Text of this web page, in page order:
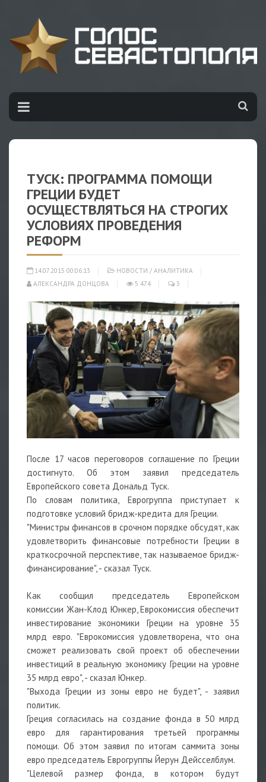
ТУСК: ПРОГРАММА ПОМОЩИ
ГРЕЦИИ БУДЕТ
ОСУЩЕСТВЛЯТЬСЯ НА СТРОГИХ
УСЛОВИЯХ ПРОВЕДЕНИЯ
РЕФОРМ
14.07.2015 00:06:13 НОВОСТИ / АНАЛИТИКА
АЛЕКСАНДРА ДОНЦОВА
5 474 3
После 17 часов переговоров соглашение по Греции
достигнуто. Об этом заявил председатель
Европейского совета Дональд Туск.
По словам политика, Еврогруппа приступает к
подготовке условий бридж-кредита для Греции.
"Министры финансов в срочном порядке обсудят, как
удовлетворить финансовые потребности Греции в
краткосрочной перспективе, так называемое бридж-
финансирование", - сказал Туск.
Как сообщил председатель Европейском
комиссии Жан-Клод Юнкер, Еврокомиссия обеспечит
инвестирование экономики Греции на уровне 35
млрд евро. "Еврокомиссия удовлетворена, что она
сможет реализовать свой проект об обеспечении
инвестиций в реальную экономику Греции на уровне
35 млрд евро", - сказал Юнкер.
"Выхода Греции из зоны евро не будет", - заявил
политик.
Греция согласилась на создание фонда в 50 млрд
евро для гарантирования третьей программы
помощи. Об этом заявил по итогам саммита зоны
евро председатель Еврогруппы Йерун Дейсселблум.
"Целевой размер фонда, в котором будут